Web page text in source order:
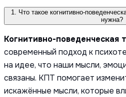
1. Что такое когнитивно-
нужна?
Когнитивно-поведенческая
современный подход к
на идее, что наши мысли,
связаны. КПТ помогает
искажённые мысли, которые